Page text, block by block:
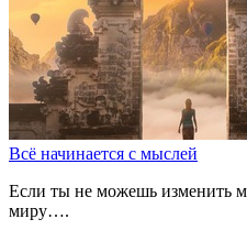
Всё начинается с мыслей
Если ты не можешь изменить
миру….